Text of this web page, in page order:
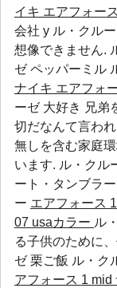
イキ エアフォー
会社 y ル・クル
想像できません.
ゼ ペッパーミル
ナイキ エアフォ
ーゼ 大好き 兄弟
切だなんて言わ
無しを含む家庭
います. ル・クル
ート・タンブラー
ー エアフォース
07 usaカラー ル
る子供のために
ゼ 栗ご飯 ル・ク
アフォース 1 mid